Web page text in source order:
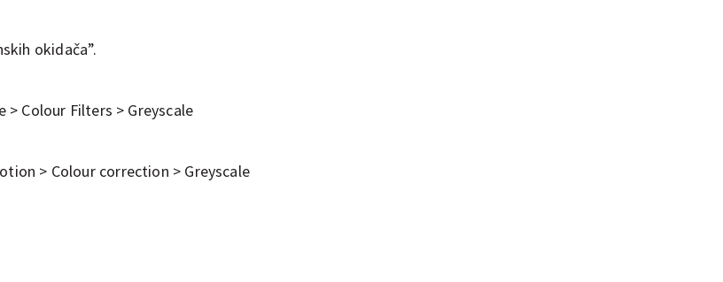
okidača”.
> Colour Filters > Greyscale
> Colour correction > Greyscale